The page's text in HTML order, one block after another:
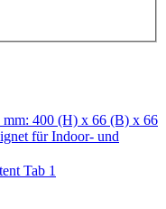
mm: 400 (H) x 66 (B) x 66
für Indoor- und
Tab 1